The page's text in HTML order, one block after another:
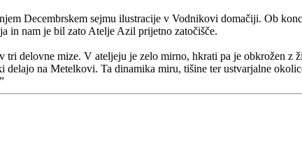
Decembrskem sejmu ilustracije v Vodnikovi domačiji. Ob
in nam je bil zato Atelje Azil prijetno zatočišče.
delovne mize. V ateljeju je zelo mirno, hkrati pa je obkrožen z
na Metelkovi. Ta dinamika miru, tišine ter ustvarjalne